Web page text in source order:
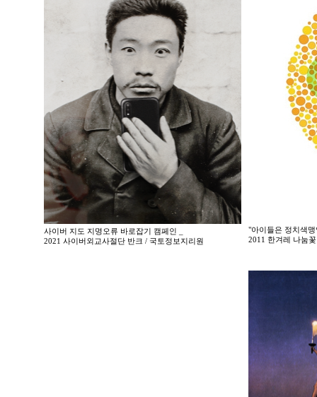
사이버 지도 지명오류 바로잡기 캠페인 _
2021 사이버외교사절단 반크 / 국토정보지리원
"아이들은 정치색
2011 한겨레 나눔